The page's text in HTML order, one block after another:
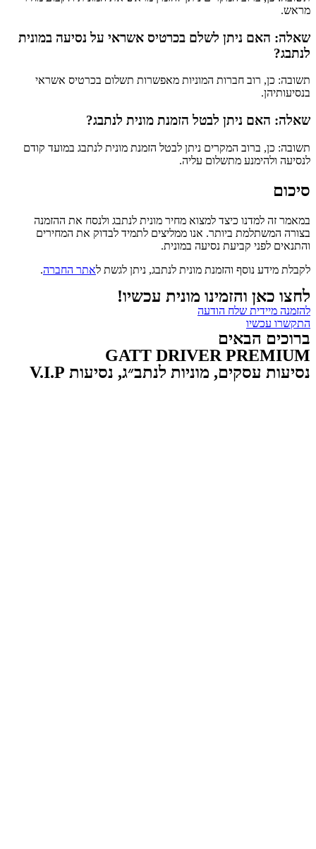
מראש.
שאלה: האם ניתן לשלם בכרטיס אשראי על נסיעה במונית
לנתבג?
תשובה: כן, רוב חברות המוניות מאפשרות תשלום בכרטיס אשראי
בנסיעותיהן.
שאלה: האם ניתן לבטל הזמנת מונית לנתבג?
תשובה: כן, ברוב המקרים ניתן לבטל הזמנת מונית לנתבג במועד קודם
לנסיעה ולהימנע מתשלום עליה.
סיכום
במאמר זה למדנו כיצד למצוא מחיר מונית לנתבג ולנסח את ההזמנה
בצורה המשתלמת ביותר. אנו ממליצים לתמיד לבדוק את המחירים
והתנאים לפני קביעת נסיעה במונית.
לקבלת מידע נוסף והזמנת מונית לנתבג, ניתן לגשת לאתר החברה.
לחצו כאן והזמינו מונית עכשיו!
להזמנה מיידית שלח הודעה
התקשרו עכשיו
ברוכים הבאים
GATT DRIVER PREMIUM
נסיעות עסקים, מוניות לנתב״ג, נסיעות V.I.P